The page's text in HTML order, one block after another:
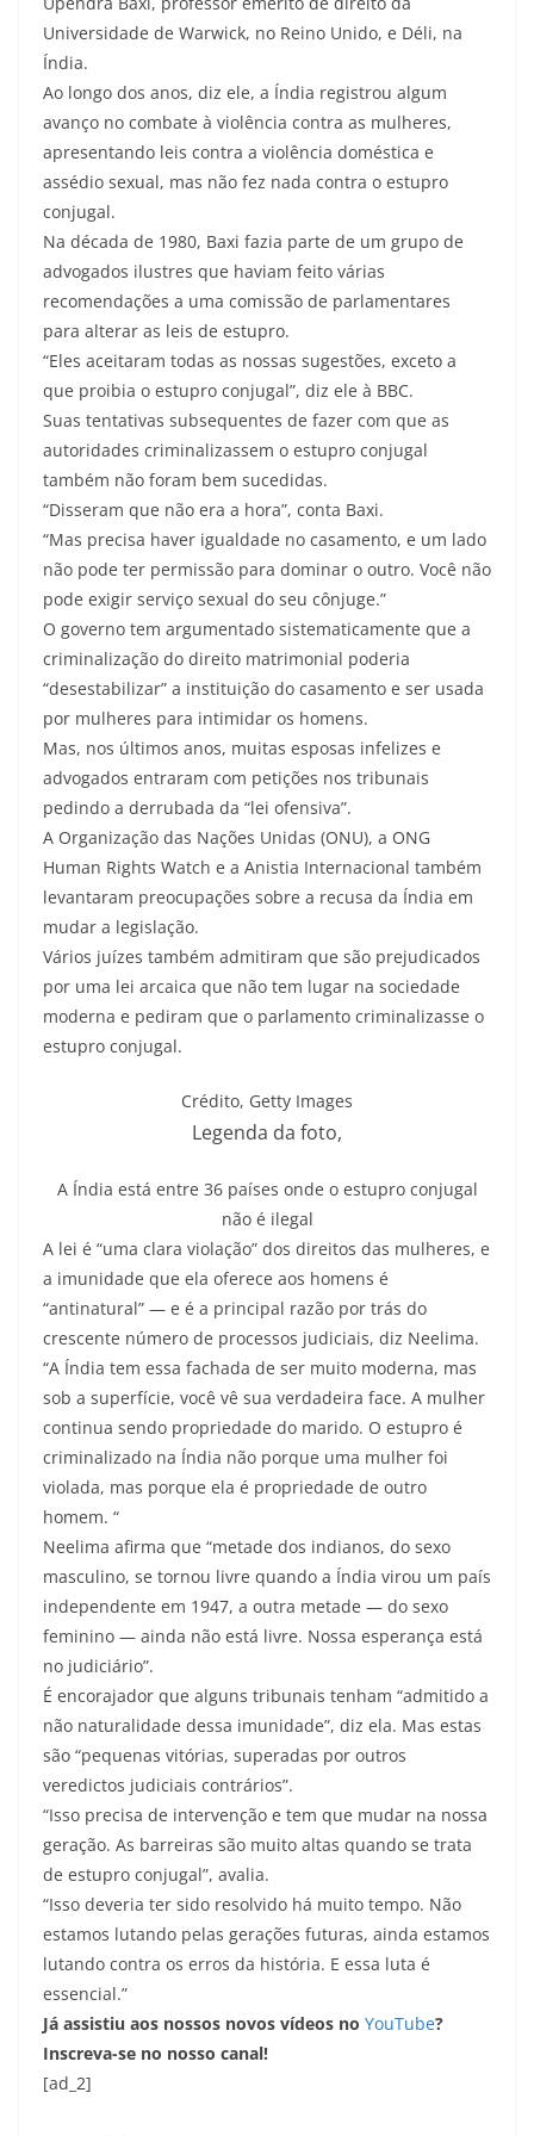
Universidade de Warwick, no Reino Unido, e Déli, na
Índia.
Ao longo dos anos, diz ele, a Índia registrou algum
avanço no combate à violência contra as mulheres,
apresentando leis contra a violência doméstica e
assédio sexual, mas não fez nada contra o estupro
conjugal.
Na década de 1980, Baxi fazia parte de um grupo de
advogados ilustres que haviam feito várias
recomendações a uma comissão de parlamentares
para alterar as leis de estupro.
“Eles aceitaram todas as nossas sugestões, exceto a
que proibia o estupro conjugal”, diz ele à BBC.
Suas tentativas subsequentes de fazer com que as
autoridades criminalizassem o estupro conjugal
também não foram bem sucedidas.
“Disseram que não era a hora”, conta Baxi.
“Mas precisa haver igualdade no casamento, e um lado
não pode ter permissão para dominar o outro. Você não
pode exigir serviço sexual do seu cônjuge.”
O governo tem argumentado sistematicamente que a
criminalização do direito matrimonial poderia
“desestabilizar” a instituição do casamento e ser usada
por mulheres para intimidar os homens.
Mas, nos últimos anos, muitas esposas infelizes e
advogados entraram com petições nos tribunais
pedindo a derrubada da “lei ofensiva”.
A Organização das Nações Unidas (ONU), a ONG
Human Rights Watch e a Anistia Internacional também
levantaram preocupações sobre a recusa da Índia em
mudar a legislação.
Vários juízes também admitiram que são prejudicados
por uma lei arcaica que não tem lugar na sociedade
moderna e pediram que o parlamento criminalizasse o
estupro conjugal.
Crédito, Getty Images
Legenda da foto,
A Índia está entre 36 países onde o estupro conjugal
não é ilegal
A lei é “uma clara violação” dos direitos das mulheres, e
a imunidade que ela oferece aos homens é
“antinatural” — e é a principal razão por trás do
crescente número de processos judiciais, diz Neelima.
“A Índia tem essa fachada de ser muito moderna, mas
sob a superfície, você vê sua verdadeira face. A mulher
continua sendo propriedade do marido. O estupro é
criminalizado na Índia não porque uma mulher foi
violada, mas porque ela é propriedade de outro
homem. “
Neelima afirma que “metade dos indianos, do sexo
masculino, se tornou livre quando a Índia virou um país
independente em 1947, a outra metade — do sexo
feminino — ainda não está livre. Nossa esperança está
no judiciário”.
É encorajador que alguns tribunais tenham “admitido a
não naturalidade dessa imunidade”, diz ela. Mas estas
são “pequenas vitórias, superadas por outros
veredictos judiciais contrários”.
“Isso precisa de intervenção e tem que mudar na nossa
geração. As barreiras são muito altas quando se trata
de estupro conjugal”, avalia.
“Isso deveria ter sido resolvido há muito tempo. Não
estamos lutando pelas gerações futuras, ainda estamos
lutando contra os erros da história. E essa luta é
essencial.”
Já assistiu aos nossos novos vídeos no YouTube?
Inscreva-se no nosso canal!
[ad_2]